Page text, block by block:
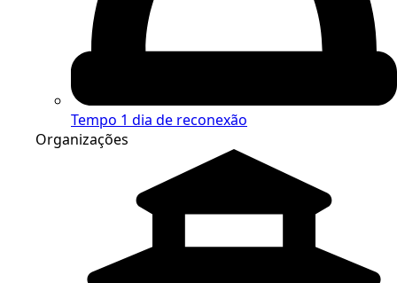
Tempo 1 dia de reconexão
Organizações